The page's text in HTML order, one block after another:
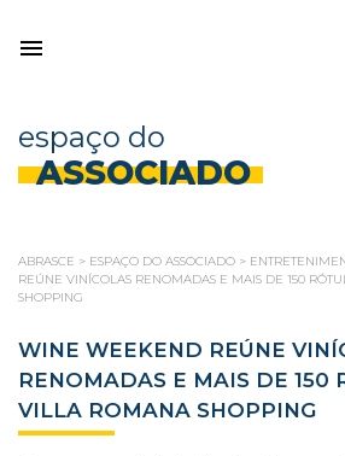
espaço do
ASSOCIADO
ABRASCE > ESPAÇO DO ASSOCIADO >
REÚNE VINÍCOLAS RENOMADAS E MAIS DE 150
SHOPPING
WINE WEEKEND REÚNE
RENOMADAS E MAIS DE 150
VILLA ROMANA SHOPPING